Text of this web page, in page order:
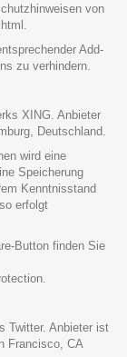
von
.
Add-
zu verhindern.
XING. Anbieter
Deutschland.
wird eine
Speicherung
Kenntnisstand
erfolgt
Button finden Sie
.
Twitter. Anbieter ist
Francisco, CA